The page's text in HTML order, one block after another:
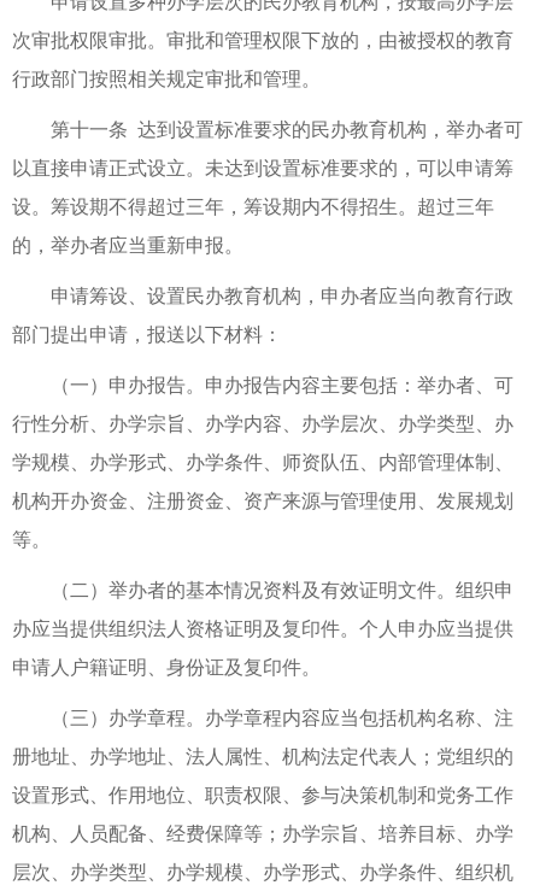
次审批权限审批。审批和管理权限下放的，由被授权的教育
行政部门按照相关规定审批和管理。
第十一条 达到设置标准要求的民办教育机构，举办者可
以直接申请正式设立。未达到设置标准要求的，可以申请筹
设。筹设期不得超过三年，筹设期内不得招生。超过三年
的，举办者应当重新申报。
申请筹设、设置民办教育机构，申办者应当向教育行政
部门提出申请，报送以下材料：
（一）申办报告。申办报告内容主要包括：举办者、可
行性分析、办学宗旨、办学内容、办学层次、办学类型、办
学规模、办学形式、办学条件、师资队伍、内部管理体制、
机构开办资金、注册资金、资产来源与管理使用、发展规划
等。
（二）举办者的基本情况资料及有效证明文件。组织申
办应当提供组织法人资格证明及复印件。个人申办应当提供
申请人户籍证明、身份证及复印件。
（三）办学章程。办学章程内容应当包括机构名称、注
册地址、办学地址、法人属性、机构法定代表人；党组织的
设置形式、作用地位、职责权限、参与决策机制和党务工作
机构、人员配备、经费保障等；办学宗旨、培养目标、办学
层次、办学类型、办学规模、办学形式、办学条件、组织机